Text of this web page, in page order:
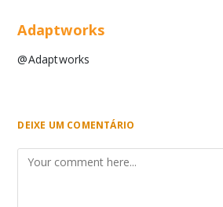
Adaptworks
@Adaptworks
DEIXE UM COMENTÁRIO